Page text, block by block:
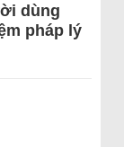
dùng
pháp lý